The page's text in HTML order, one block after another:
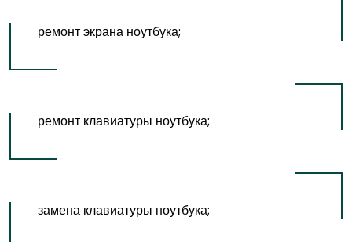
ремонт экрана ноутбука;
ремонт клавиатуры ноутбука;
замена клавиатуры ноутбука;